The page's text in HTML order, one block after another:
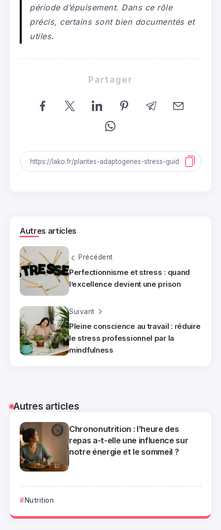
période d’épuisement. Dans ce rôle
précis, certains sont bien documentés et
utiles.
Partager
Autres articles
Précédent
Perfectionnisme et stress : quand
l’excellence devient une prison
Suivant
Pleine conscience au travail : réduire
le stress professionnel par la
mindfulness
Autres articles
Chrononutrition : l’heure des
repas a-t-elle une influence sur
notre énergie et le sommeil ?
Nutrition